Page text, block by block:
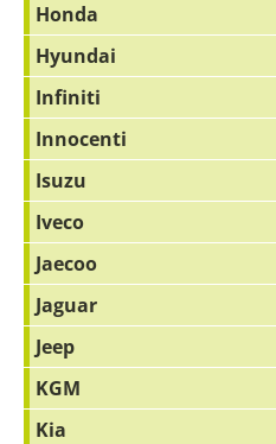
Honda
Hyundai
Infiniti
Innocenti
Isuzu
Iveco
Jaecoo
Jaguar
Jeep
KGM
Kia